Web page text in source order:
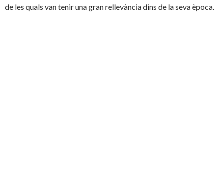
de les quals van tenir una gran rellevància dins de la seva època.